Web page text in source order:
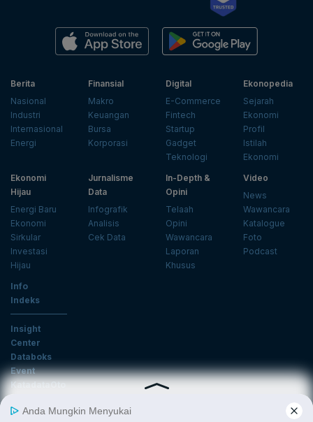
Berita
Nasional
Industri
Internasional
Energi
Finansial
Makro
Keuangan
Bursa
Korporasi
Digital
E-Commerce
Fintech
Startup
Gadget
Teknologi
Ekonopedia
Sejarah
Ekonomi
Profil
Istilah
Ekonomi
Ekonomi
Hijau
Energi Baru
Ekonomi
Sirkular
Investasi
Hijau
Jurnalisme
Data
Infografik
Analisis
Cek Data
In-Depth &
Opini
Telaah
Opini
Wawancara
Laporan
Khusus
Video
News
Wawancara
Katalogue
Foto
Podcast
Info
Indeks
Insight
Center
Databoks
Event
KatadataOto